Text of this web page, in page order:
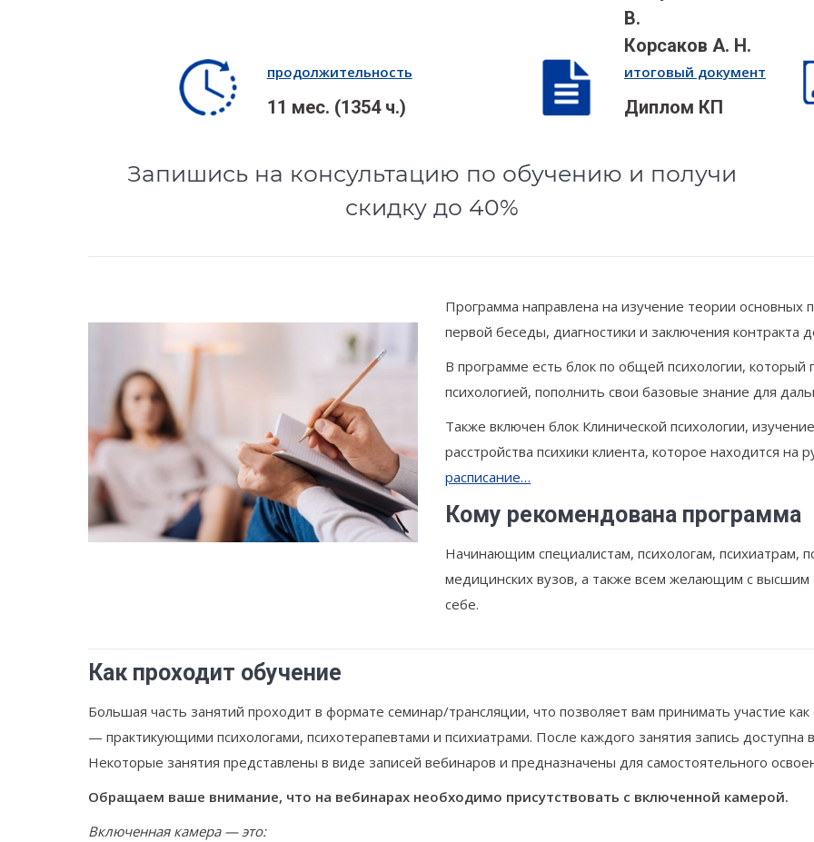
В.
Корсаков А. Н.
продолжительность
11 мес. (1354 ч.)
итоговый документ
Диплом КП
Запишись на консультацию по обучению и получи
скидку до 40%
Программа направлена на изучение теории основных
первой беседы, диагностики и заключения контракта
В программе есть блок по общей психологии, который
психологией, пополнить свои базовые знание для
Также включен блок Клинической психологии,
расстройства психики клиента, которое находится
расписание…
Кому рекомендована программа
Начинающим специалистам, психологам, психиатрам,
медицинских вузов, а также всем желающим с высшим
себе.
Как проходит обучение
Большая часть занятий проходит в формате семинар/трансляции, что позволяет вам принимать участие
— практикующими психологами, психотерапевтами и психиатрами. После каждого занятия запись доступна
Некоторые занятия представлены в виде записей вебинаров и предназначены для самостоятельного
Обращаем ваше внимание, что на вебинарах необходимо присутствовать с включенной камерой.
Включенная камера — это: